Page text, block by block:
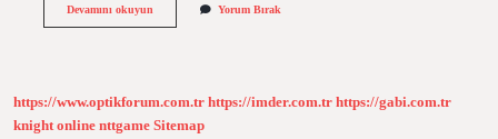
Devamını okuyunPlatinum
Yorum Bırak
https://www.optikforum.com.tr https://imder.com.tr https://gabi.com.tr
knight online nttgame Sitemap